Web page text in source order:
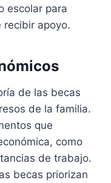
escolar para
recibir apoyo.
de las becas
de la familia.
que
como
de trabajo.
becas priorizan